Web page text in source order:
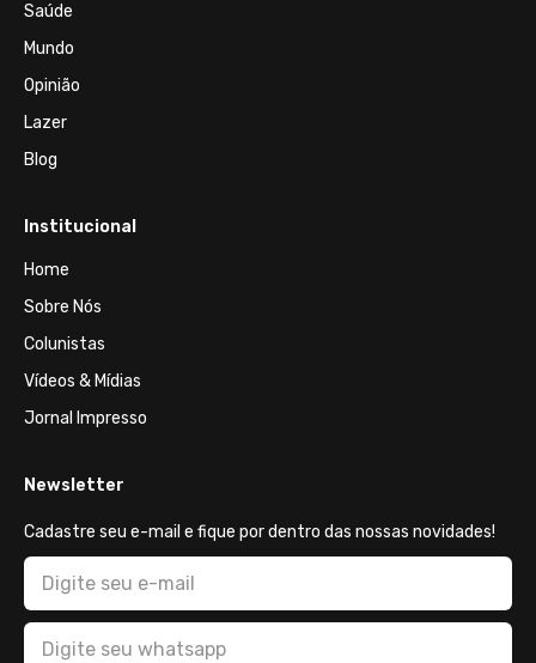
Saúde
Mundo
Opinião
Lazer
Blog
Institucional
Home
Sobre Nós
Colunistas
Vídeos & Mídias
Jornal Impresso
Newsletter
Cadastre seu e-mail e fique por dentro das nossas novidades!